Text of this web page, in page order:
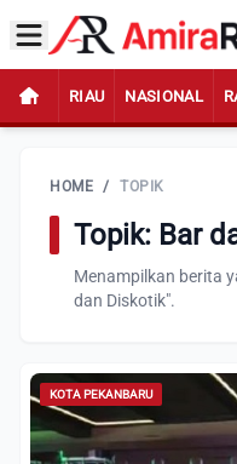
RIAU NASIONAL
HOME / TOPIK
Topik: Bar
Menampilkan berita
dan Diskotik".
KOTA PEKANBARU